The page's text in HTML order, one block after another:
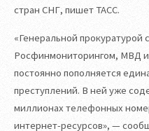
стран СНГ, пишет ТАСС.
«Генеральной прокуратурой
Росфинмониторингом, МВД
постоянно пополняется
преступлений. В ней уже
миллионах телефонных
интернет-ресурсов», —